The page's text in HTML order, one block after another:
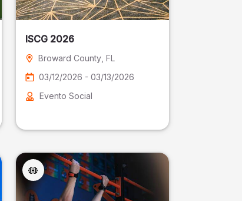
ISCG 2026
Broward County, FL
03/12/2026 - 03/13/2026
Evento Social